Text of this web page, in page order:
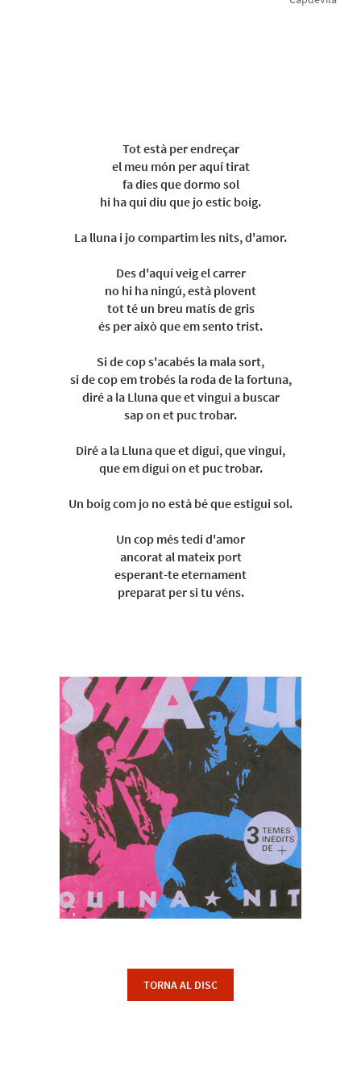
Tot està per endreçar
el meu món per aquí tirat
fa dies que dormo sol
hi ha qui diu que jo estic boig.
La lluna i jo compartim les nits, d'amor.
Des d'aquí veig el carrer
no hi ha ningú, està plovent
tot té un breu matís de gris
és per això que em sento trist.
Si de cop s'acabés la mala sort,
si de cop em trobés la roda de la fortuna,
diré a la Lluna que et vingui a buscar
sap on et puc trobar.
Diré a la Lluna que et digui, que vingui,
que em digui on et puc trobar.
Un boig com jo no està bé que estigui sol.
Un cop més tedi d'amor
ancorat al mateix port
esperant-te eternament
preparat per si tu véns.
TORNA AL DISC